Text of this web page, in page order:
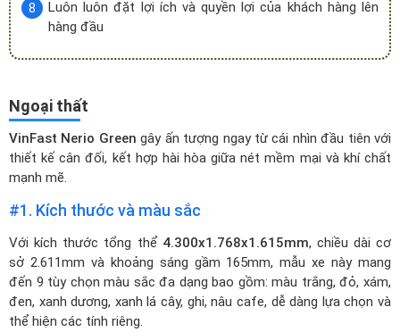
Luôn luôn đặt lợi ích và quyền lợi của khách hàng lên
hàng đầu
Ngoại thất
VinFast Nerio Green gây ấn tượng ngay từ cái nhìn đầu tiên với
thiết kế cân đối, kết hợp hài hòa giữa nét mềm mại và khí chất
mạnh mẽ.
#1. Kích thước và màu sắc
Với kích thước tổng thể 4.300x1.768x1.615mm, chiều dài cơ
sở 2.611mm và khoảng sáng gầm 165mm, mẫu xe này mang
đến 9 tùy chọn màu sắc đa dạng bao gồm: màu trắng, đỏ, xám,
đen, xanh dương, xanh lá cây, ghi, nâu cafe, dễ dàng lựa chọn và
thể hiện các tính riêng.